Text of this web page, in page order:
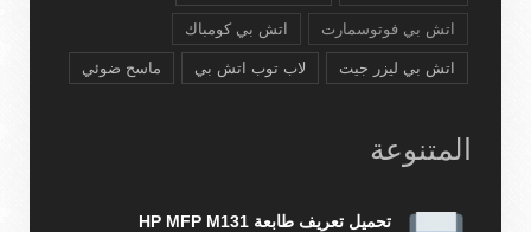
اتش بي فوتوسمارت اتش بي كومباك
اتش بي ليزر جيت لاب توب اتش بي ماسح ضوئي
المتنوعة
تحميل تعريف طابعة HP MFP M131